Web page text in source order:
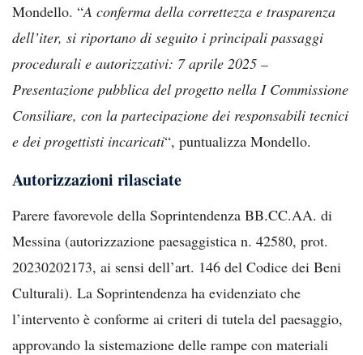
Mondello. “A conferma della correttezza e trasparenza
dell’iter, si riportano di seguito i principali passaggi
procedurali e autorizzativi: 7 aprile 2025 –
Presentazione pubblica del progetto nella I Commissione
Consiliare, con la partecipazione dei responsabili tecnici
e dei progettisti incaricati“, puntualizza Mondello.
Autorizzazioni rilasciate
Parere favorevole della Soprintendenza BB.CC.AA. di
Messina (autorizzazione paesaggistica n. 42580, prot.
20230202173, ai sensi dell’art. 146 del Codice dei Beni
Culturali). La Soprintendenza ha evidenziato che
l’intervento è conforme ai criteri di tutela del paesaggio,
approvando la sistemazione delle rampe con materiali